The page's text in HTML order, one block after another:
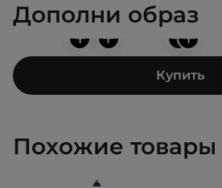
Дополни образ
+
+ +
+
Купить
Похожие товары